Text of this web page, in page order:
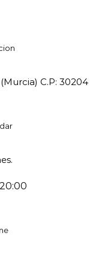
C.P: 30204